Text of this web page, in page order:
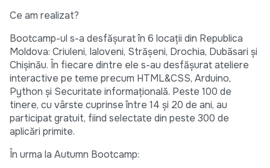
Ce am realizat?
Bootcamp-ul s-a desfășurat în 6 locații din Republica
Moldova: Criuleni, Ialoveni, Strășeni, Drochia, Dubăsari și
Chișinău. În fiecare dintre ele s-au desfășurat ateliere
interactive pe teme precum HTML&CSS, Arduino,
Python și Securitate informațională. Peste 100 de
tinere, cu vârste cuprinse între 14 și 20 de ani, au
participat gratuit, fiind selectate din peste 300 de
aplicări primite.
În urma la Autumn Bootcamp: